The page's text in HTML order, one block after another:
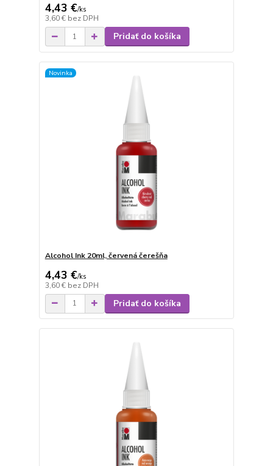
4,43 €/ks
3,60 € bez DPH
Pridať do košíka
Novinka
Alcohol Ink 20ml, červená čerešňa
4,43 €/ks
3,60 € bez DPH
Pridať do košíka